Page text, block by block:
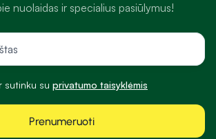
nuolaidas ir specialius pasiūlymus!
sutinku su privatumo taisyklėmis
Prenumeruoti